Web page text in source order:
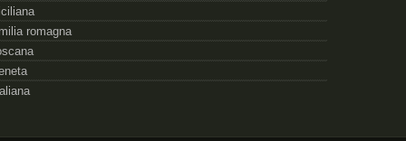
romagna